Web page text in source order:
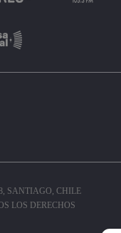
SANTIAGO, CHILE
LOS DERECHOS